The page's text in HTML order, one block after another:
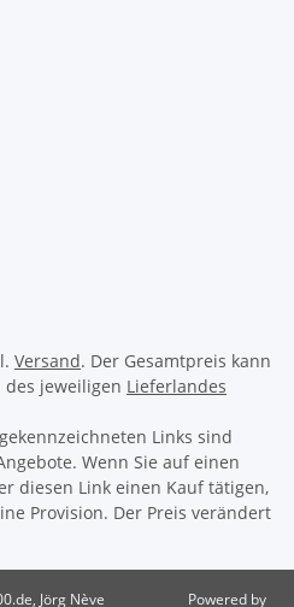
Versand. Der Gesamtpreis kann
jeweiligen Lieferlandes
Links sind
Wenn Sie auf einen
diesen Link einen Kauf tätigen,
Provision. Der Preis verändert
Jörg Nève Powered by